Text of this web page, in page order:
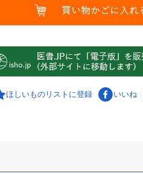
ほしいものリストに登録 いいね